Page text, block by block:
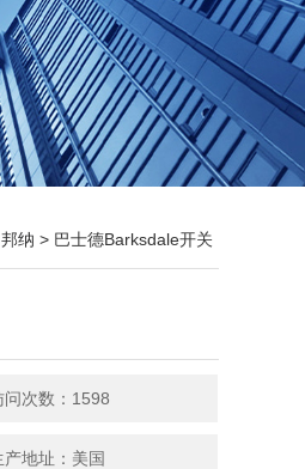
邦纳 > 巴士德Barksdale开关
问次数：1598
产地址：美国